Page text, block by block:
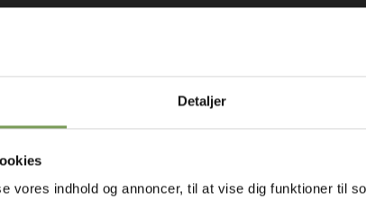
Detaljer
vores indhold og annoncer, til at vise dig funktioner til